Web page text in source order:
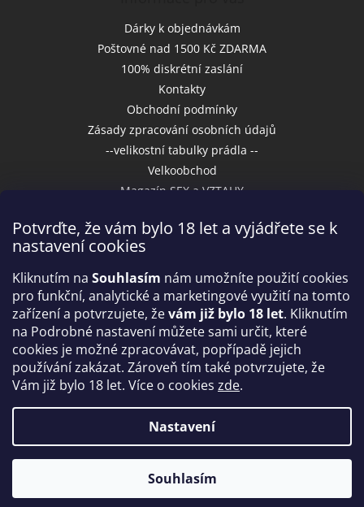
Potvrďte, že vám bylo 18 let a vyjádřete se k
nastavení cookies
Kliknutím na Souhlasím nám umožníte použití cookies
pro funkční, analytické a marketingové využití na tomto
zařízení a potvrzujete, ževám již bylo 18 let. Kliknutím
na Podrobné nastavení můžete sami určit, které
cookies je možné zpracovávat, popřípadě jejich
používání zakázat. Zároveň tím také potvrzujete, že
Vám již bylo 18 let. Více o cookies zde.
Nastavení
Souhlasím
Dárky k objednávkám
Poštovné nad 1500 Kč ZDARMA
100% diskrétní zaslání
Kontakty
Obchodní podmínky
Zásady zpracování osobních údajů
--velikostní tabulky prádla --
Velkoobchod
Magazín SEX a VZTAHY
Přijímáme online platby
Copyright 2026IntimniNakupy.cz. Všechna práva
vyhrazena.